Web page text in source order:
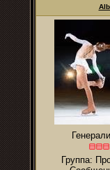
Группа: